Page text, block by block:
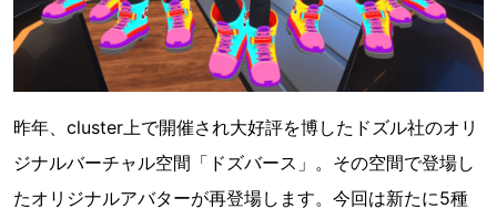
昨年、cluster上で開催され大好評を博したドズル社のオリ
ジナルバーチャル空間「ドズバース」。その空間で登場し
たオリジナルアバターが再登場します。今回は新たに5種